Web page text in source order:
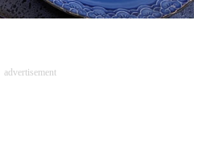
advertisement